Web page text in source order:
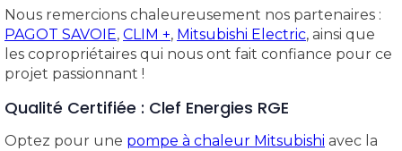
Nous remercions chaleureusement nos partenaires :
PAGOT SAVOIE, CLIM +, Mitsubishi Electric, ainsi que
les copropriétaires qui nous ont fait confiance pour ce
projet passionnant !
Qualité Certifiée : Clef Energies RGE
Optez pour une pompe à chaleur Mitsubishi avec la